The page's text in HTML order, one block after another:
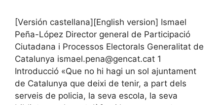
[Versión castellana][English version] Ismael
Peña-López Director general de Participació
Ciutadana i Processos Electorals Generalitat de
Catalunya ismael.pena@gencat.cat 1
Introducció «Que no hi hagi un sol ajuntament
de Catalunya que deixi de tenir, a part dels
serveis de policia, la seva escola, la seva